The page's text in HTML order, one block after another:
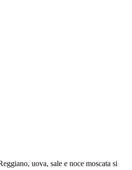
uova, sale e noce moscata si